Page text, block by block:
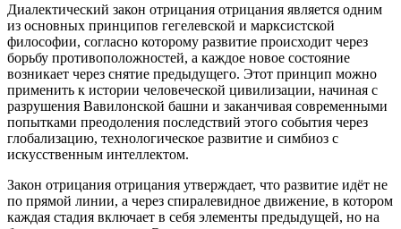
Диалектический закон отрицания отрицания является одним
из основных принципов гегелевской и марксистской
философии, согласно которому развитие происходит через
борьбу противоположностей, а каждое новое состояние
возникает через снятие предыдущего. Этот принцип можно
применить к истории человеческой цивилизации, начиная с
разрушения Вавилонской башни и заканчивая современными
попытками преодоления последствий этого события через
глобализацию, технологическое развитие и симбиоз с
искусственным интеллектом.
Закон отрицания отрицания утверждает, что развитие идёт не
по прямой линии, а через спиралевидное движение, в котором
каждая стадия включает в себя элементы предыдущей, но на